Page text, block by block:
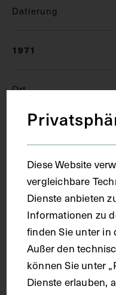
Datierung
1971
Ort
Heidelberg
Material
Papier
Technik
Fotografie
Diese Website
vergleichbare
Dienste anbieten
Informationen zu
finden Sie unter in
Außer den
können Sie unter
Dienste erlauben,